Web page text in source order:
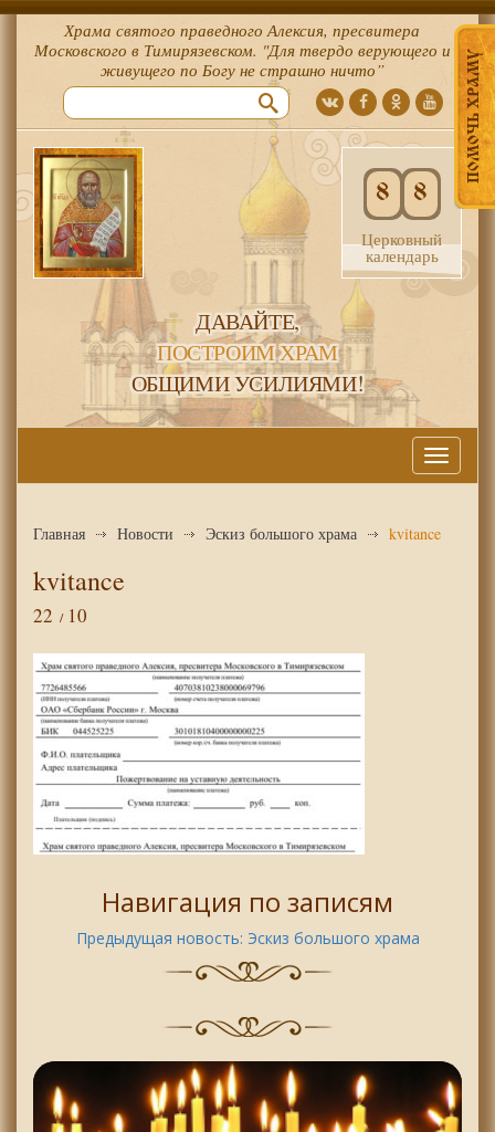
ПОМОЧЬ ХРАМУ
Храма святого праведного Алексия, пресвитера
Московского в Тимирязевском. "Для твердо верующего и
живущего по Богу не страшно ничто”
8 8
Церковный
календарь
ДАВАЙТЕ,
ПОСТРОИМ ХРАМ
ОБЩИМИ УСИЛИЯМИ!
Меню
Главная Новости Эскиз большого храма kvitance
kvitance
22 10
Навигация по записям
Предыдущая новость: Эскиз большого храма